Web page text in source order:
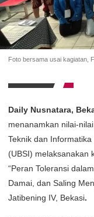
Foto bersama usai kagiatan,
Daily Nusnatara,
menanamkan nilai-
Teknik dan
(UBSI) melaksanakan
“Peran Toleransi
Damai, dan Saling
Jatibening IV, Bekasi.